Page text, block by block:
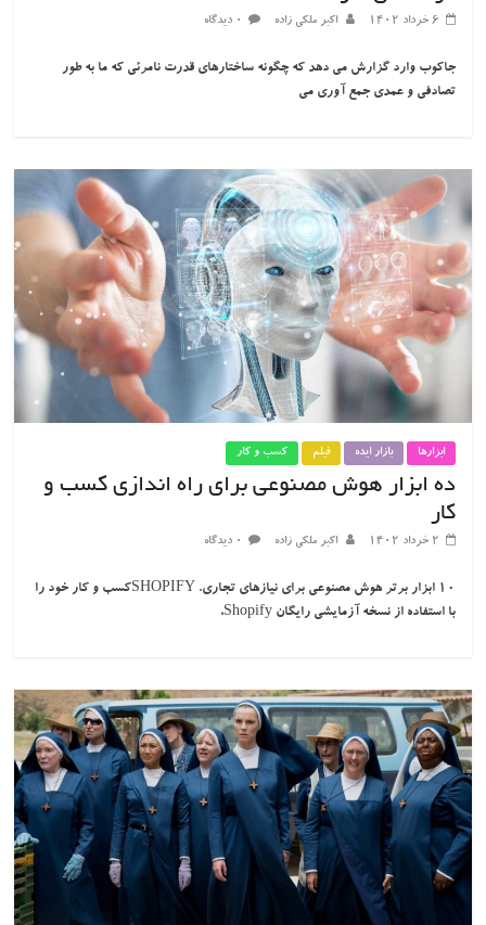
۶ خرداد ۱۴۰۲ اکبر ملکی زاده ۰ دیدگاه
جاکوب وارد گزارش می دهد که چگونه ساختارهای قدرت نامرئی که ما به طور
تصادفی و عمدی جمع آوری می
ابزارها بازار ایده فیلم کسب و کار
ده ابزار هوش مصنوعی برای راه اندازی کسب و
کار
۲ خرداد ۱۴۰۲ اکبر ملکی زاده ۰ دیدگاه
10 ابزار برتر هوش مصنوعی برای نیازهای تجاری. SHOPIFYکسب و کار خود را
با استفاده از نسخه آزمایشی رایگان Shopify،